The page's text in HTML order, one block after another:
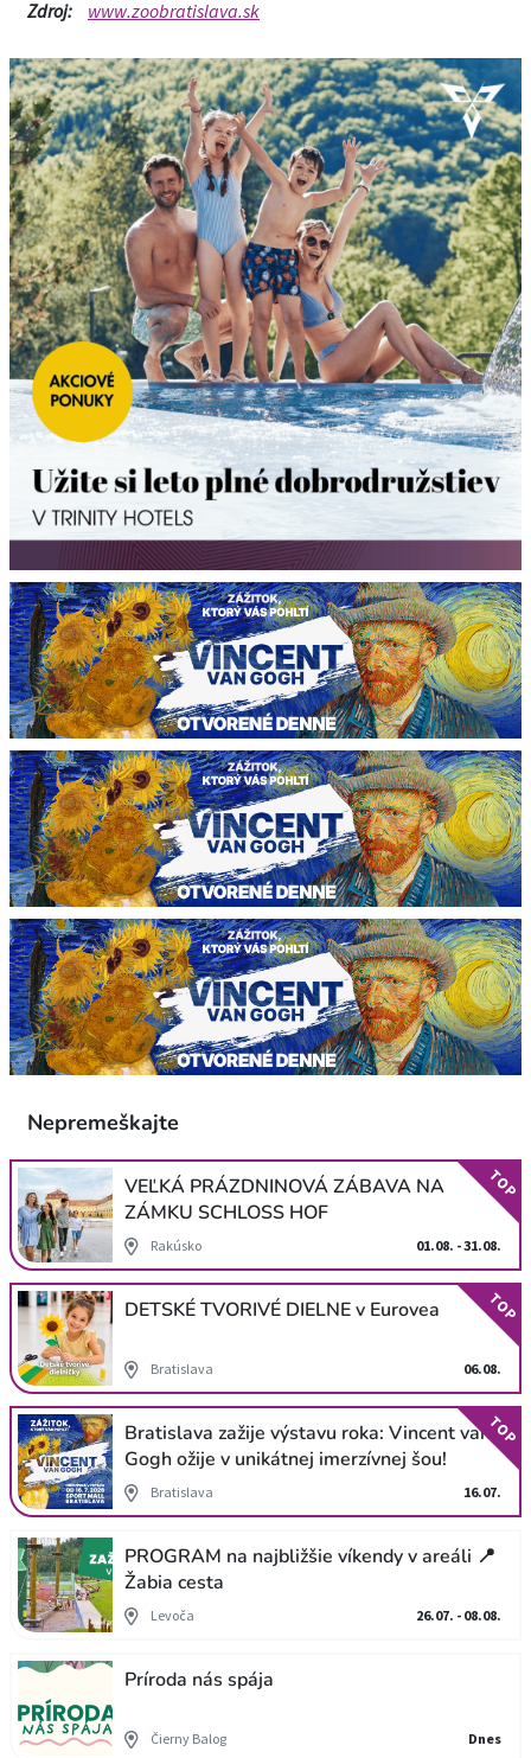
Zdroj: www.zoobratislava.sk
Nepremeškajte
VEĽKÁ PRÁZDNINOVÁ ZÁBAVA NA
ZÁMKU SCHLOSS HOF
Rakúsko 01.08. - 31.08.
TOP
DETSKÉ TVORIVÉ DIELNE v Eurovea
Bratislava 06.08.
TOP
Bratislava zažije výstavu roka: Vincent van
Gogh ožije v unikátnej imerzívnej šou!
Bratislava 16.07.
TOP
PROGRAM na najbližšie víkendy v areáli 📍
Žabia cesta
Levoča 26.07. - 08.08.
Príroda nás spája
Čierny Balog Dnes